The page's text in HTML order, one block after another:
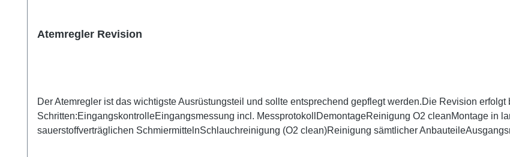
Atemregler Revision
Der Atemregler ist das wichtigste Ausrüstungsteil und sollte entsprechend gepflegt werden.Die Revision
Schritten:EingangskontrolleEingangsmessung incl. MessprotokollDemontageReinigung O2 cleanMontage in
sauerstoffverträglichen SchmiermittelnSchlauchreinigung (O2 clean)Reinigung sämtlicher